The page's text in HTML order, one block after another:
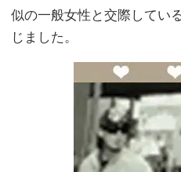
似の一般女性と交際してい
じました。